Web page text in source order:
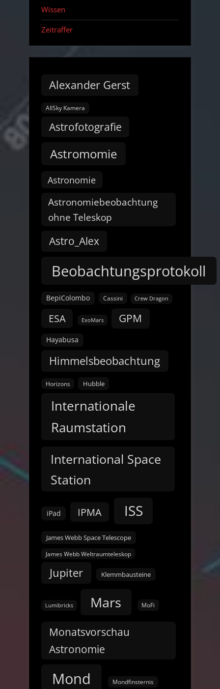
Wissen
Zeitraffer
Alexander Gerst
AllSky Kamera
Astrofotografie
Astromomie
Astronomie
Astronomiebeobachtung
ohne Teleskop
Astro_Alex
Beobachtungsprotokoll
BepiColombo Cassini Crew Dragon
ESA ExoMars GPM
Hayabusa
Himmelsbeobachtung
Horizons Hubble
Internationale
Raumstation
International Space
Station
iPad IPMA ISS
James Webb Space Telescope
James Webb Weltraumteleskop
Jupiter Klemmbausteine
Lumibricks Mars MoFi
Monatsvorschau
Astronomie
Mond Mondfinsternis